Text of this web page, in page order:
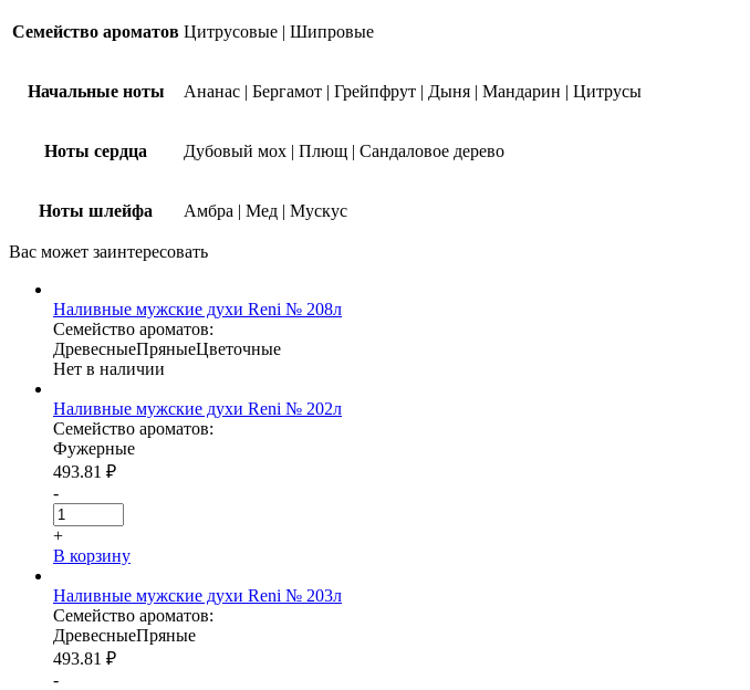
Семейство ароматов Цитрусовые | Шипровые
Начальные ноты Ананас | Бергамот | Грейпфрут | Дыня | Мандарин | Цитрусы
Ноты сердца Дубовый мох | Плющ | Сандаловое дерево
Ноты шлейфа Амбра | Мед | Мускус
Вас может заинтересовать
Наливные мужские духи Reni № 208л
Семейство ароматов:
ДревесныеПряныеЦветочные
Нет в наличии
Наливные мужские духи Reni № 202л
Семейство ароматов:
Фужерные
493.81 ₽
-
+
В корзину
Наливные мужские духи Reni № 203л
Семейство ароматов:
ДревесныеПряные
493.81 ₽
-